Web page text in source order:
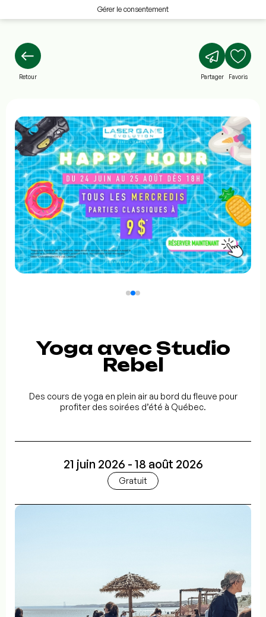
Gérer le consentement
Retour Partager Favoris
Yoga avec Studio
Rebel
Des cours de yoga en plein air au bord du fleuve pour
profiter des soirées d’été à Québec.
21 juin 2026 - 18 août 2026
Gratuit